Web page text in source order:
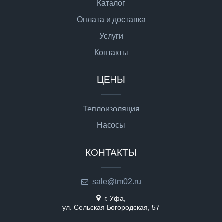
Каталог
Оплата и доставка
Услуги
Контакты
ЦЕНЫ
Теплоизоляция
Насосы
КОНТАКТЫ
sale@tm02.ru
г. Уфа,
ул. Сельская Богородская, 57